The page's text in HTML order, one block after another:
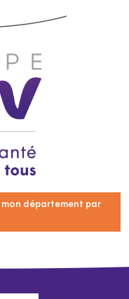
mon département par